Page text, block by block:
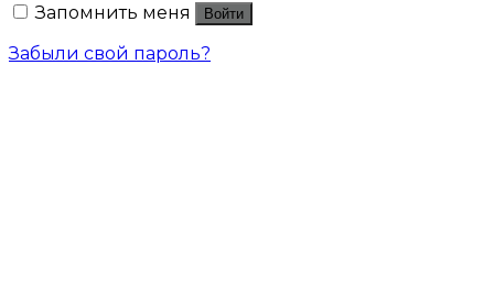
Запомнить меня
Войти
Забыли свой пароль?